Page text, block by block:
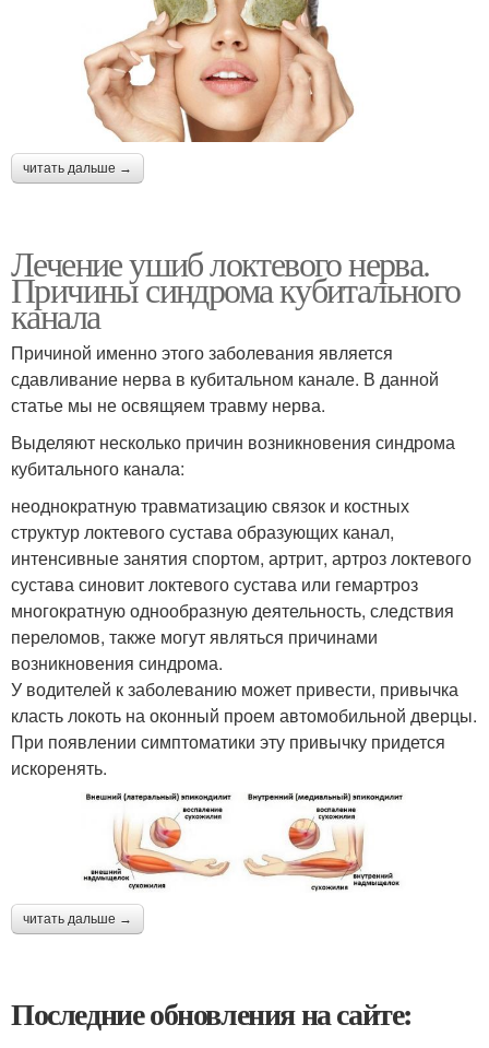
читать дальше →
Лечение ушиб локтевого нерва.
Причины синдрома кубитального
канала
Причиной именно этого заболевания является
сдавливание нерва в кубитальном канале. В данной
статье мы не освящяем травму нерва.
Выделяют несколько причин возникновения синдрома
кубитального канала:
неоднократную травматизацию связок и костных
структур локтевого сустава образующих канал,
интенсивные занятия спортом, артрит, артроз локтевого
сустава синовит локтевого сустава или гемартроз
многократную однообразную деятельность, следствия
переломов, также могут являться причинами
возникновения синдрома.
У водителей к заболеванию может привести, привычка
класть локоть на оконный проем автомобильной дверцы.
При появлении симптоматики эту привычку придется
искоренять.
читать дальше →
Последние обновления на сайте: